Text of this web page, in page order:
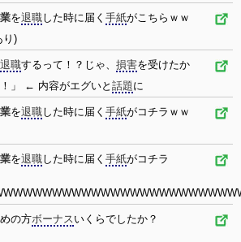
を退職した時に届く 手紙がこちらｗｗ
り)
退職するって！？じゃ、 損害を受けたか
」 ← 内容がエグいと 話題に
を退職した時に届く 手紙がコチラｗｗ
を退職した時に届く 手紙がコチラ
の方ボーナスいくらでしたか？